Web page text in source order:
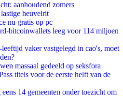
aanhoudend zomers
heuvelrit
nu gratis op pc
bitcoinwallets leeg voor 114 miljoen
vaker vastgelegd in cao's, moet
massaal gedeeld op seksfora
titels voor de eerste helft van de
14 gemeenten onder toezicht om